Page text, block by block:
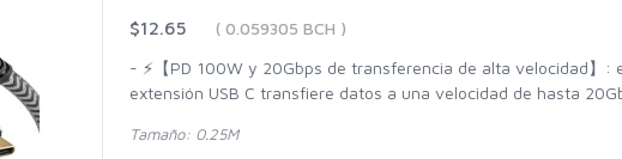
$12.65
( 0.059305 BCH )
- ⚡【PD 100W y 20Gbps de transferencia de alta velocidad】:
extensión USB C transfiere datos a una velocidad de hasta
Tamaño: 0.25M